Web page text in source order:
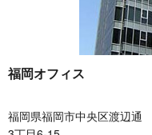
福岡オフィス
福岡県福岡市中央区渡辺通